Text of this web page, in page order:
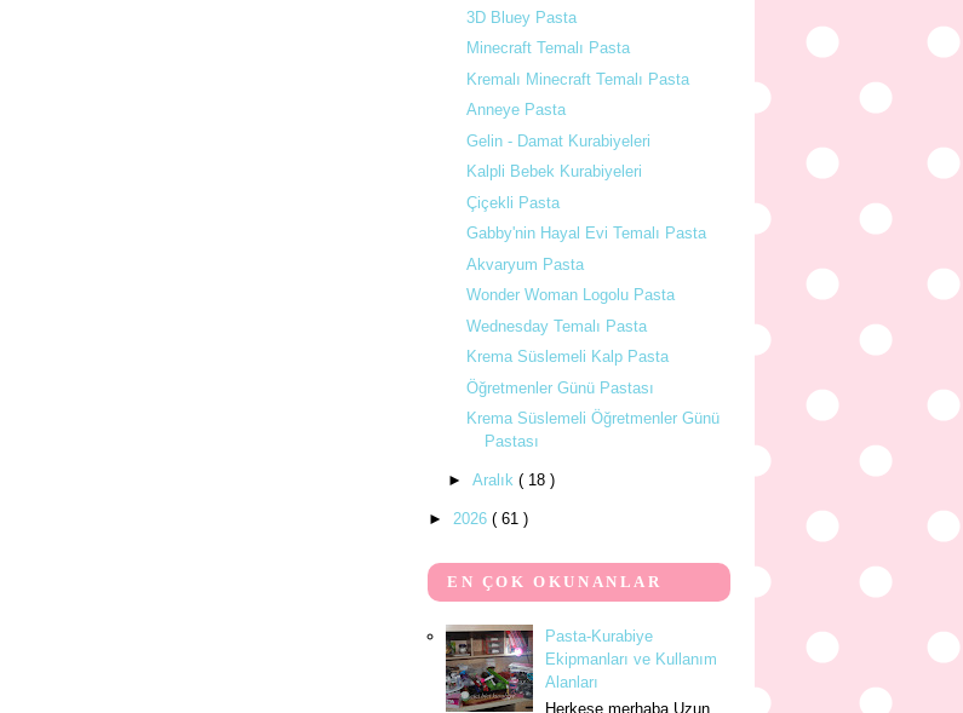
3D Bluey Pasta
Minecraft Temalı Pasta
Kremalı Minecraft Temalı Pasta
Anneye Pasta
Gelin - Damat Kurabiyeleri
Kalpli Bebek Kurabiyeleri
Çiçekli Pasta
Gabby'nin Hayal Evi Temalı Pasta
Akvaryum Pasta
Wonder Woman Logolu Pasta
Wednesday Temalı Pasta
Krema Süslemeli Kalp Pasta
Öğretmenler Günü Pastası
Krema Süslemeli Öğretmenler Günü
Pastası
► Aralık ( 18 )
► 2026 ( 61 )
EN ÇOK OKUNANLAR
Pasta-Kurabiye
Ekipmanları ve Kullanım
Alanları
Herkese merhaba.Uzun